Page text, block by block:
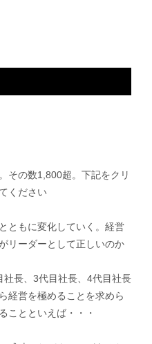
その数1,800超。下記をクリ
ください
ともに変化していく。経営
リーダーとして正しいのか
長、3代目社長、4代目社長
経営を極めることを求めら
ことといえば・・・